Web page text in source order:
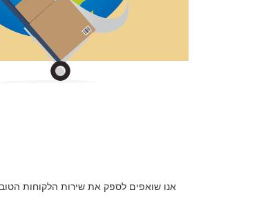
אנו שואפים לספק את שירות הלקוחות